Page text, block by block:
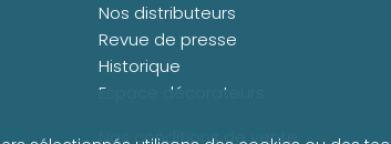
Nos distributeurs
Revue de presse
Historique
Espace décorateurs
Nos conditions de vente